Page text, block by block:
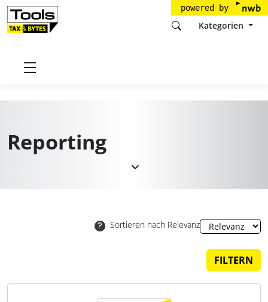
powered by
Kategorien
Reporting
Sortieren nach Relevanz
FILTERN